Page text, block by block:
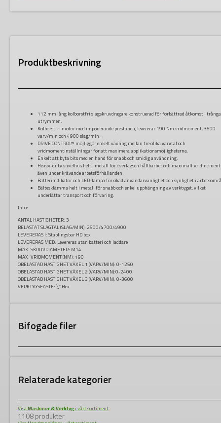
Produktbeskrivning
112 mm lång kolborstfri slagskruvdragare konstruerad för förbättrad åtkomst i trånga
utrymmen.
Kolborstfri motor med imponerande prestanda, levererar 190 Nm vridmoment, 3600
varv/min och 4900 slag/min.
DRIVE CONTROL™ möjliggör enkelt växling mellan tre olika varvtal och
vridmomentinställningar för att maximera applikationsmöjligheterna.
Enkelt att byta bits med en hand för snabb och smidig användning.
Heavy-duty växelhus helt i metall för överlägsen hållbarhet och maximalt vridmoment
även under krävande arbetsförhållanden.
Batteriindikator och LED-lampa för ökad användarvänlighet och synlighet i
Bältesklämma helt i metall för snabb och enkel upphängning av verktyget, vilket
underlättar transport och förvaring.
Info:
ANTAL HASTIGHETER: 3
BELASTAT SLAGTAL (SLAG/MIN):2500/4700/4900
LEVERERAS I:Staplingsbar HD box
LEVERERAS MED: Levereras utan batteri och laddare
MAX. SKRUVDIAMETER: M14
MAX. VRIDMOMENT (NM): 190
OBELASTAD HASTIGHET VÄXEL 1 (VARV/MIN):0-1250
OBELASTAD HASTIGHET VÄXEL 2 (VARV/MIN):0-2400
OBELASTAD HASTIGHET VÄXEL 3 (VARV/MIN):0-3600
VERKTYGSFÄSTE:¼″ Hex
Bifogade filer
Relaterade kategorier
VisaMaskiner & Verktyg i vårt sortiment
1108 produkter